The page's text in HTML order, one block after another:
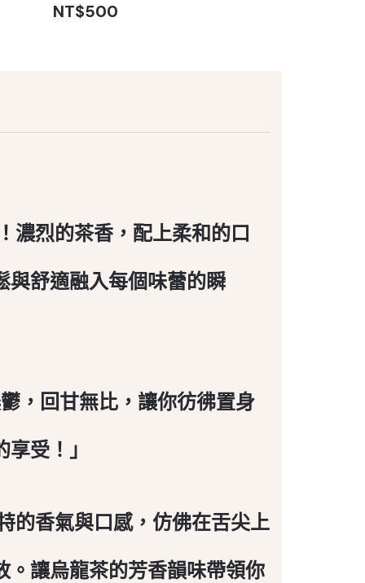
NT$500
濃烈的茶香，配上柔和的口
與舒適融入每個味蕾的瞬
，回甘無比，讓你彷彿置身
受！」
的香氣與口感，仿佛在舌尖上
。讓烏龍茶的芳香韻味帶領你